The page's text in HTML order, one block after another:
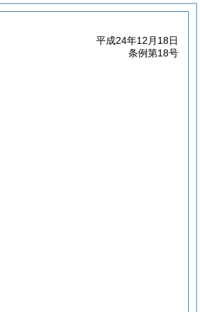
平成24年12月18日
条例第18号